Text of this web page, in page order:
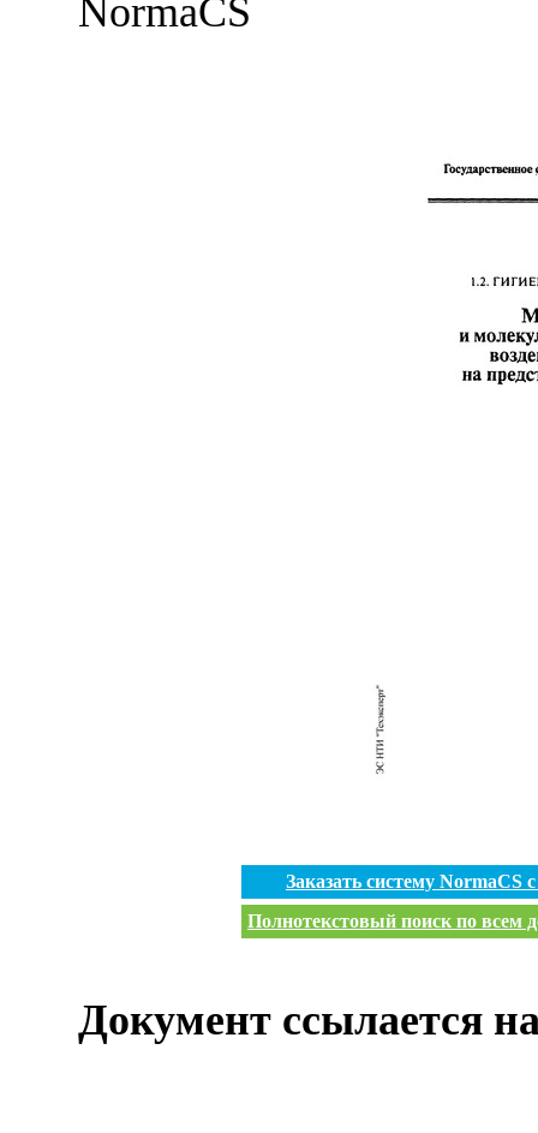
NormaCS
Заказать систему
Полнотекстовый поиск по всем
Документ ссылается